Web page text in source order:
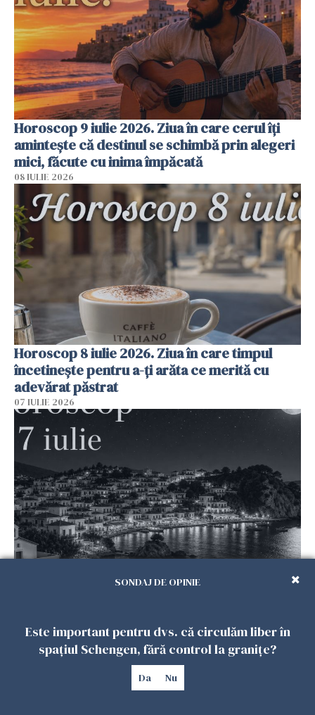
Horoscop 9 iulie 2026. Ziua în care cerul îți
amintește că destinul se schimbă prin alegeri
mici, făcute cu inima împăcată
08 IULIE 2026
Horoscop 8 iulie 2026. Ziua în care timpul
încetinește pentru a-ți arăta ce merită cu
adevărat păstrat
07 IULIE 2026
Horoscop 7 iulie 2026. Sub cerul lui Cuptor,
06 IULIE 2026
SONDAJ DE OPINIE
Este important pentru dvs. că circulăm liber în
spațiul Schengen, fără control la granițe?
Da Nu